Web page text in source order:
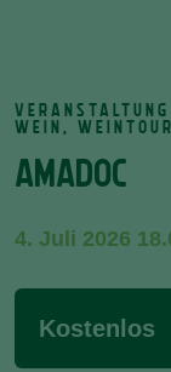
AMADOC
WEIN,
4. Juli 2026
Kostenlos